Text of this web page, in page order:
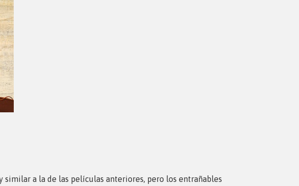
similar a la de las películas anteriores, pero los entrañables